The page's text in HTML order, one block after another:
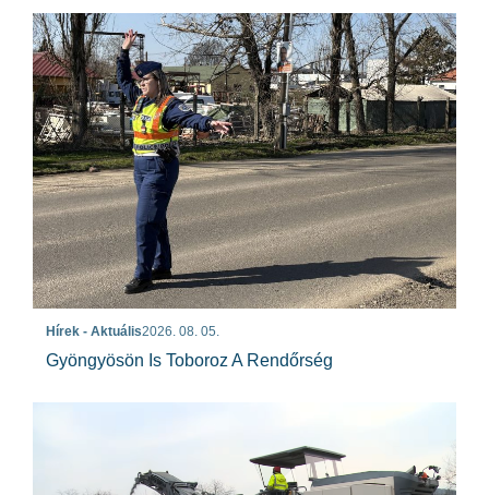
Hírek - Aktuális2026. 08. 05.
Gyöngyösön Is Toboroz A Rendőrség